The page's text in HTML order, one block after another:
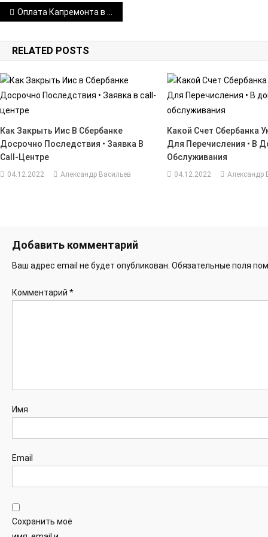
Навигация
по
записям
Оплата Капремонта в Спб по Квитанции Петроэлектросбыт Через Сбербанк Онлайн • Порядок обжалования
RELATED POSTS
Как Закрыть Иис В Сбербанке
Досрочно Последствия • Заявка В
Call-Центре
04.12.2022 Александр Васильев
Какой Счет Сбербанка
Для Перечисления • В
Обслуживания
04.12.2022 Александр
Добавить комментарий
Ваш адрес email не будет опубликован. Обязательные поля
Комментарий *
Имя
Email
Сохранить моё